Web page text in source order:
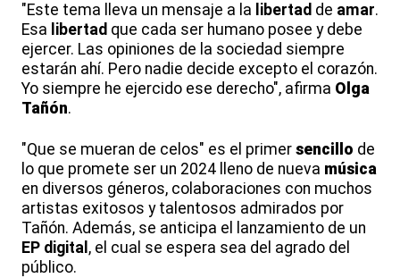
"Este tema lleva un mensaje a la libertad de amar.
Esa libertad que cada ser humano posee y debe
ejercer. Las opiniones de la sociedad siempre
estarán ahí. Pero nadie decide excepto el corazón.
Yo siempre he ejercido ese derecho", afirma Olga
Tañón.
"Que se mueran de celos" es el primer sencillo de
lo que promete ser un 2024 lleno de nueva música
en diversos géneros, colaboraciones con muchos
artistas exitosos y talentosos admirados por
Tañón. Además, se anticipa el lanzamiento de un
EP digital , el cual se espera sea del agrado del
público.